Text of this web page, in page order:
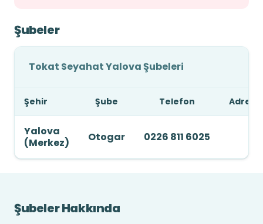
Şubeler
Tokat Seyahat Yalova Şubeleri
Şehir Şube Telefon Adres
Yalova
(Merkez)
Otogar 0226 811 6025
Şubeler Hakkında